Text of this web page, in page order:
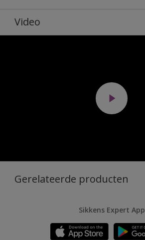
Video
Gerelateerde producten
Sikkens Expert App